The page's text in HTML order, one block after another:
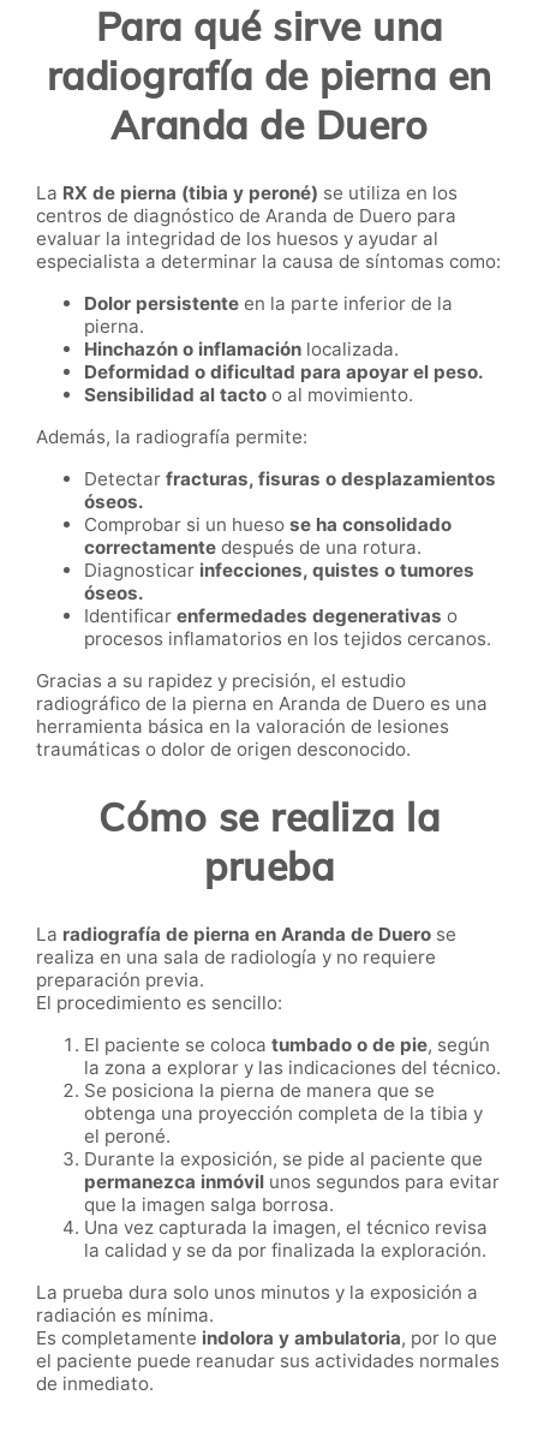
Para qué sirve una
radiografía de pierna en
Aranda de Duero
La RX de pierna (tibia y peroné) se utiliza en los
centros de diagnóstico de Aranda de Duero para
evaluar la integridad de los huesos y ayudar al
especialista a determinar la causa de síntomas como:
Dolor persistente en la parte inferior de la
pierna.
Hinchazón o inflamación localizada.
Deformidad o dificultad para apoyar el peso.
Sensibilidad al tacto o al movimiento.
Además, la radiografía permite:
Detectar fracturas, fisuras o desplazamientos
óseos.
Comprobar si un hueso se ha consolidado
correctamente después de una rotura.
Diagnosticar infecciones, quistes o tumores
óseos.
Identificar enfermedades degenerativas o
procesos inflamatorios en los tejidos cercanos.
Gracias a su rapidez y precisión, el estudio
radiográfico de la pierna en Aranda de Duero es una
herramienta básica en la valoración de lesiones
traumáticas o dolor de origen desconocido.
Cómo se realiza la
prueba
La radiografía de pierna en Aranda de Duero se
realiza en una sala de radiología y no requiere
preparación previa.
El procedimiento es sencillo:
El paciente se coloca tumbado o de pie, según
la zona a explorar y las indicaciones del técnico.
Se posiciona la pierna de manera que se
obtenga una proyección completa de la tibia y
el peroné.
Durante la exposición, se pide al paciente que
permanezca inmóvil unos segundos para evitar
que la imagen salga borrosa.
Una vez capturada la imagen, el técnico revisa
la calidad y se da por finalizada la exploración.
La prueba dura solo unos minutos y la exposición a
radiación es mínima.
Es completamente indolora y ambulatoria, por lo que
el paciente puede reanudar sus actividades normales
de inmediato.